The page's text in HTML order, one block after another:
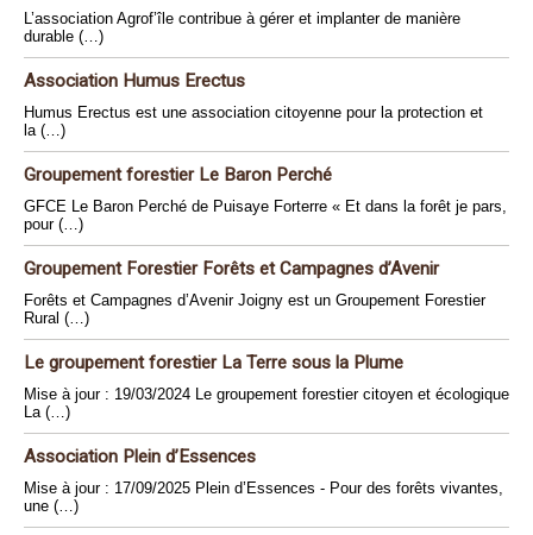
L’association Agrof’île contribue à gérer et implanter de manière
durable (…)
Association Humus Erectus
Humus Erectus est une association citoyenne pour la protection et
la (…)
Groupement forestier Le Baron Perché
GFCE Le Baron Perché de Puisaye Forterre « Et dans la forêt je pars,
pour (…)
Groupement Forestier Forêts et Campagnes d’Avenir
Forêts et Campagnes d’Avenir Joigny est un Groupement Forestier
Rural (…)
Le groupement forestier La Terre sous la Plume
Mise à jour : 19/03/2024 Le groupement forestier citoyen et écologique
La (…)
Association Plein d’Essences
Mise à jour : 17/09/2025 Plein d’Essences - Pour des forêts vivantes,
une (…)